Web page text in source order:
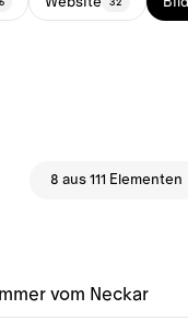
32
8 aus 111 Elementen
vom Neckar